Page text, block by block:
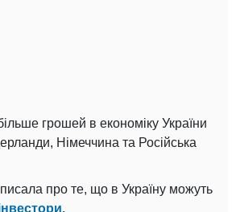
грошей в економіку України
Німеччина та Російська
про те, що в Україну можуть